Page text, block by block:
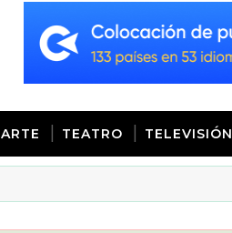
ARTE TEATRO TELEVISIÓN